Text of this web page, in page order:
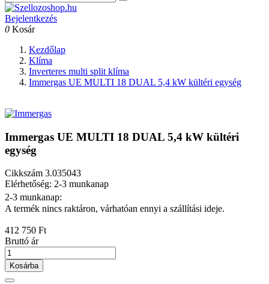
Bejelentkezés
0 Kosár
Kezdőlap
Klíma
Inverteres multi split klíma
Immergas UE MULTI 18 DUAL 5,4 kW kültéri egység
Immergas UE MULTI 18 DUAL 5,4 kW kültéri
egység
Cikkszám 3.035043
Elérhetőség: 2-3 munkanap
2-3 munkanap:
A termék nincs raktáron, várhatóan ennyi a szállítási ideje.
412 750 Ft
Bruttó ár
Kosárba